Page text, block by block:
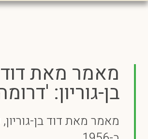
מאמר מאת דוד
בן-גוריון:
מאמר מאת דוד בן-